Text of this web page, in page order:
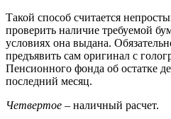
Такой способ считается
проверить наличие требуемой
условиях она выдана.
предъявить сам оригинал с
Пенсионного фонда об остатке
последний месяц.
Четвертое – наличный расчет.